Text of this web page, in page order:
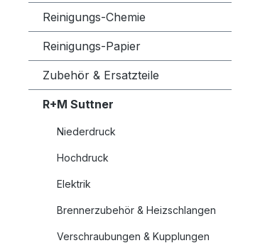
Reinigungs-Chemie
Reinigungs-Papier
Zubehör & Ersatzteile
R+M Suttner
Niederdruck
Hochdruck
Elektrik
Brennerzubehör & Heizschlangen
Verschraubungen & Kupplungen